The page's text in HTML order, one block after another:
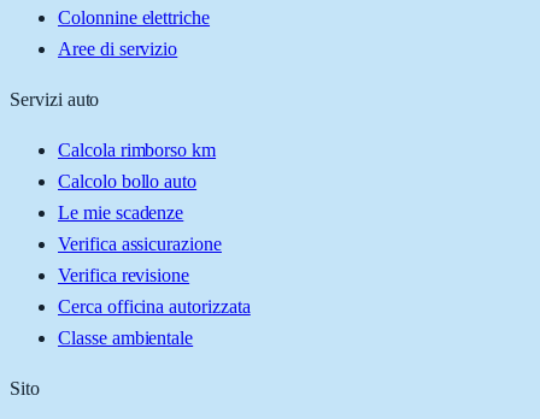
Colonnine elettriche
Aree di servizio
Servizi auto
Calcola rimborso km
Calcolo bollo auto
Le mie scadenze
Verifica assicurazione
Verifica revisione
Cerca officina autorizzata
Classe ambientale
Sito